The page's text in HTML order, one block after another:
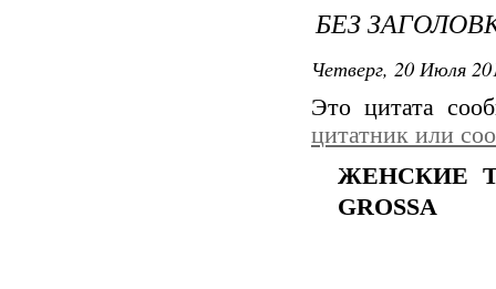
БЕЗ
Четверг, 20 Июля
Это цитата
цитатник или
ЖЕНСКИЕ
GROSSA